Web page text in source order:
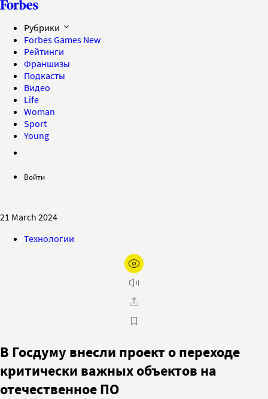
Рубрики
Forbes Games New
Рейтинги
Франшизы
Подкасты
Видео
Life
Woman
Sport
Young
Войти
21 March 2024
Технологии
В Госдуму внесли проект о переходе
критически важных объектов на
отечественное ПО